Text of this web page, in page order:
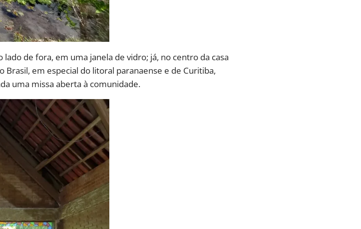
de fora, em uma janela de vidro; já, no centro da casa
em especial do litoral paranaense e de Curitiba,
uma missa aberta à comunidade.